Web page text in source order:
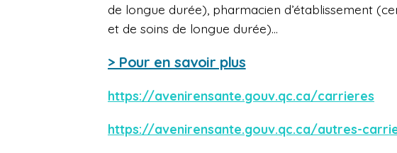
de longue durée), pharmacien d’établissement
et de soins de longue durée)…
> Pour en savoir plus
https://avenirensante.gouv.qc.ca/carrieres
https://avenirensante.gouv.qc.ca/autres-